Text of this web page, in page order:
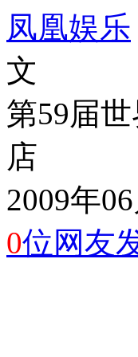
凤凰娱乐
文
第59届
店
2009年
0位网友